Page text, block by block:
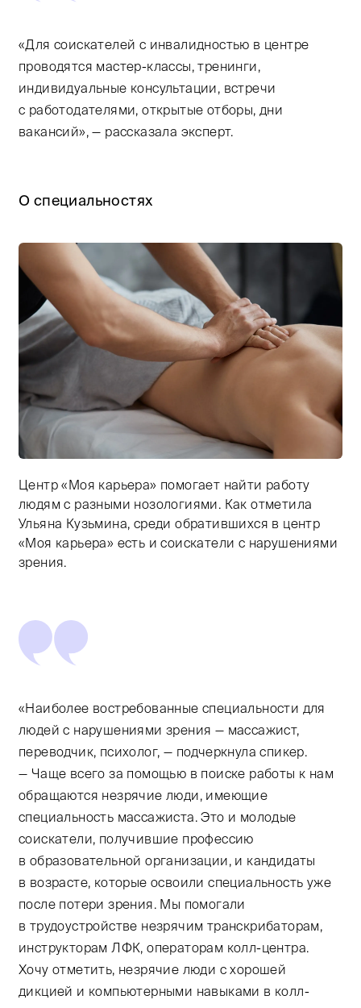
«Для соискателей с инвалидностью в центре
проводятся мастер-классы, тренинги,
индивидуальные консультации, встречи
с работодателями, открытые отборы, дни
вакансий», — рассказала эксперт.
О специальностях
Тифлокомментарий: цветная фотография. Сеанс
Центр «Моя карьера» помогает найти работу
людям с разными нозологиями. Как отметила
Ульяна Кузьмина, среди обратившихся в центр
«Моя карьера» есть и соискатели с нарушениями
зрения.
«Наиболее востребованные специальности для
людей с нарушениями зрения — массажист,
переводчик, психолог, — подчеркнула спикер.
— Чаще всего за помощью в поиске работы к нам
обращаются незрячие люди, имеющие
специальность массажиста. Это и молодые
соискатели, получившие профессию
в образовательной организации, и кандидаты
в возрасте, которые освоили специальность уже
после потери зрения. Мы помогали
в трудоустройстве незрячим транскрибаторам,
инструкторам ЛФК, операторам колл-центра.
Хочу отметить, незрячие люди с хорошей
дикцией и компьютерными навыками в колл-